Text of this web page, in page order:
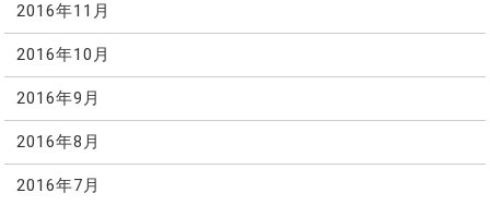
2016年11月
2016年10月
2016年9月
2016年8月
2016年7月